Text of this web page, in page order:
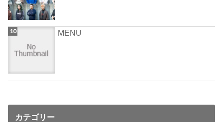
MENU
カテゴリー